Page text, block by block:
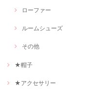
ローファー
ルームシューズ
その他
★帽子
★アクセサリー